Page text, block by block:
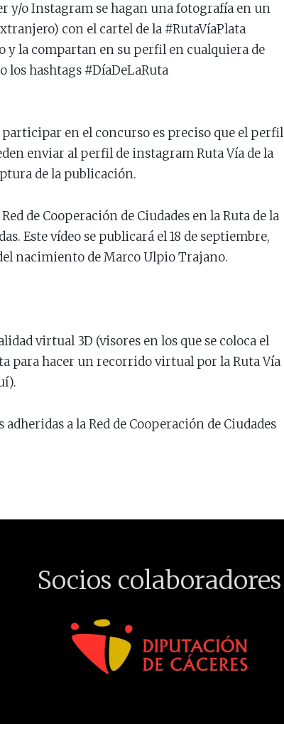
y/o Instagram se hagan una fotografía en un
con el cartel de la #RutaVíaPlata
la compartan en su perfil en cualquiera de
los hashtags #DíaDeLaRuta
en el concurso es preciso que el perfil
enviar al perfil de instagram Ruta Vía de la
de la publicación.
de Cooperación de Ciudades en la Ruta de la
Este vídeo se publicará el 18 de septiembre,
nacimiento de Marco Ulpio Trajano.
virtual 3D (visores en los que se coloca el
para hacer un recorrido virtual por la Ruta Vía
a la Red de Cooperación de Ciudades
Socios colaboradores